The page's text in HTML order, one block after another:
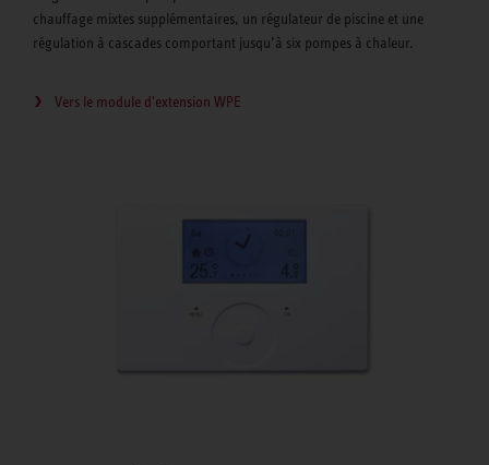
chauffage mixtes supplémentaires, un régulateur de piscine et une
régulation à cascades comportant jusqu’à six pompes à chaleur.
Vers le module d'extension WPE